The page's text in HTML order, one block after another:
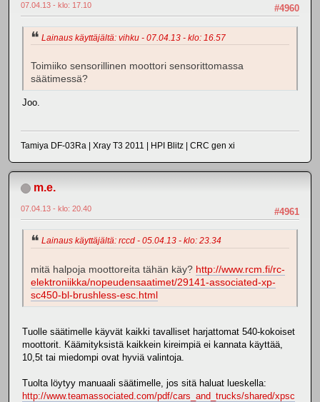
#4960
07.04.13 - klo: 17.10
Lainaus käyttäjältä: vihku - 07.04.13 - klo: 16.57
Toimiiko sensorillinen moottori sensorittomassa
säätimessä?
Joo.
Tamiya DF-03Ra | Xray T3 2011 | HPI Blitz | CRC gen xi
m.e.
#4961
07.04.13 - klo: 20.40
Lainaus käyttäjältä: rccd - 05.04.13 - klo: 23.34
mitä halpoja moottoreita tähän käy? http://www.rcm.fi/rc-
elektroniikka/nopeudensaatimet/29141-associated-xp-
sc450-bl-brushless-esc.html
Tuolle säätimelle käyvät kaikki tavalliset harjattomat 540-kokoiset
moottorit. Käämityksistä kaikkein kireimpiä ei kannata käyttää,
10,5t tai miedompi ovat hyviä valintoja.
Tuolta löytyy manuaali säätimelle, jos sitä haluat lueskella:
http://www.teamassociated.com/pdf/cars_and_trucks/shared/xpsc